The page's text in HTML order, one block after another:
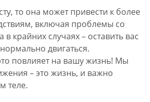
то она может привести к более
включая проблемы со
в крайних случаях – оставить вас
двигаться.
повлияет на вашу жизнь! Мы
– это жизнь, и важно
теле.